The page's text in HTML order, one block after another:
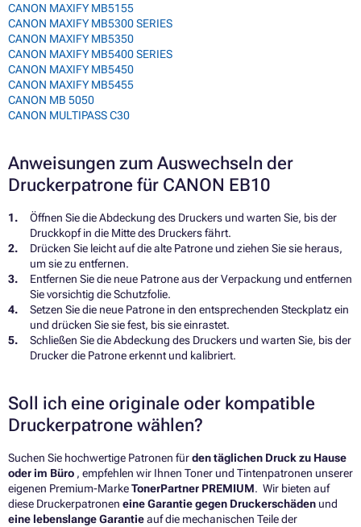
CANON MAXIFY MB5155
CANON MAXIFY MB5300 SERIES
CANON MAXIFY MB5350
CANON MAXIFY MB5400 SERIES
CANON MAXIFY MB5450
CANON MAXIFY MB5455
CANON MB 5050
CANON MULTIPASS C30
Anweisungen zum Auswechseln der
Druckerpatrone für CANON EB10
Öffnen Sie die Abdeckung des Druckers und warten Sie, bis der
Druckkopf in die Mitte des Druckers fährt.
Drücken Sie leicht auf die alte Patrone und ziehen Sie sie heraus,
um sie zu entfernen.
Entfernen Sie die neue Patrone aus der Verpackung und entfernen
Sie vorsichtig die Schutzfolie.
Setzen Sie die neue Patrone in den entsprechenden Steckplatz ein
und drücken Sie sie fest, bis sie einrastet.
Schließen Sie die Abdeckung des Druckers und warten Sie, bis der
Drucker die Patrone erkennt und kalibriert.
Soll ich eine originale oder kompatible
Druckerpatrone wählen?
Suchen Sie hochwertige Patronen fürden täglichen Druck zu Hause
oder im Büro , empfehlen wir Ihnen Toner und Tintenpatronen unserer
eigenen Premium-MarkeTonerPartner PREMIUM. Wir bieten auf
diese Druckerpatronen eine Garantie gegen Druckerschäden und
eine lebenslange Garantieauf die mechanischen Teile der